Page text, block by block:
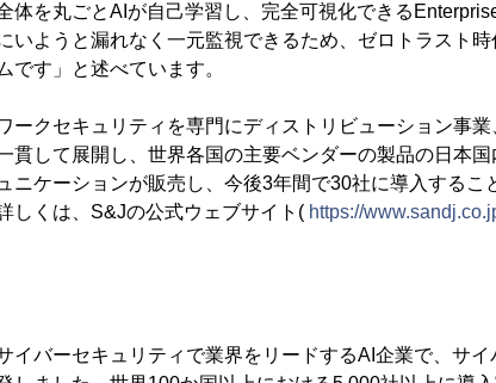
体を丸ごとAIが自己学習し、完全可視化できる
いようと漏れなく一元監視できるため、ゼロトラスト
です」と述べています。
クセキュリティを専門にディストリビューション事業
貫して展開し、世界各国の主要ベンダーの製品の日本
ニケーションが販売し、今後3年間で30社に導入するこ
しくは、S&Jの公式ウェブサイト( https://
イバーセキュリティで業界をリードするAI企業で、サ